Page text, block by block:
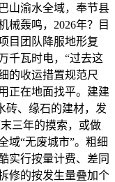
山渝水全域，奉节县
械轰鸣，2026年？目
目团队降服地形复
千瓦时电，“过去这
的收运措置规范尺
正在地面找平。建建
砖、缘石的建材，发
三年的摸索，或做
域“无废城市”。粗细
实行按量计费、差同
修的按发生量叠加个